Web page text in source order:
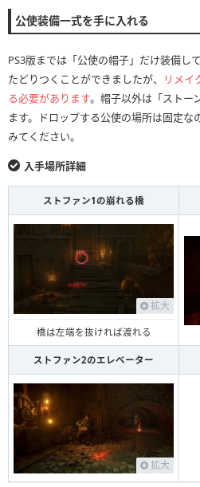
公使装備一式を手に入れる
PS3版までは「公使の帽子」だけ装備し
たどりつくことができましたが、
リメイ
る必要があります。帽子以外は「ストー
ます。ドロップする公使の場所は固定な
みてください。
入手場所詳細
ストファン1の崩れる橋
拡大
橋は左端を抜ければ渡れる
ストファン2のエレベーター
拡大